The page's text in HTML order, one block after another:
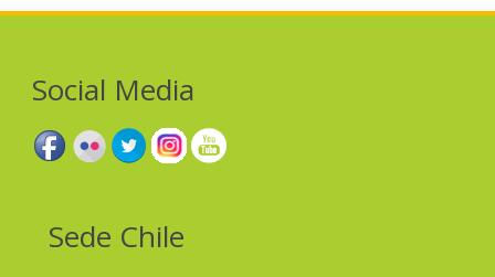
Social Media
Sede Chile